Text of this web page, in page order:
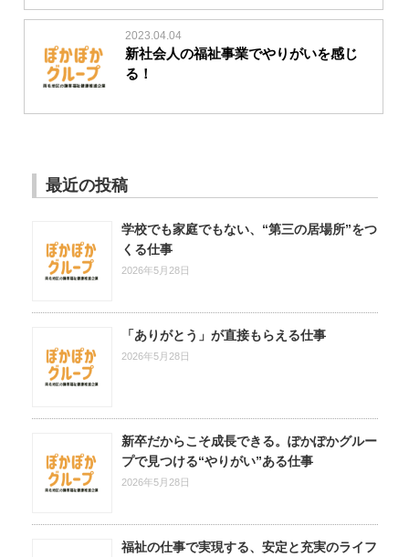
2023.04.04
新社会人の福祉事業でやりがいを感じ
る！
最近の投稿
学校でも家庭でもない、“第三の居場所”をつ
くる仕事
2026年5月28日
「ありがとう」が直接もらえる仕事
2026年5月28日
新卒だからこそ成長できる。ぽかぽかグルー
プで見つける“やりがい”ある仕事
2026年5月28日
福祉の仕事で実現する、安定と充実のライフ